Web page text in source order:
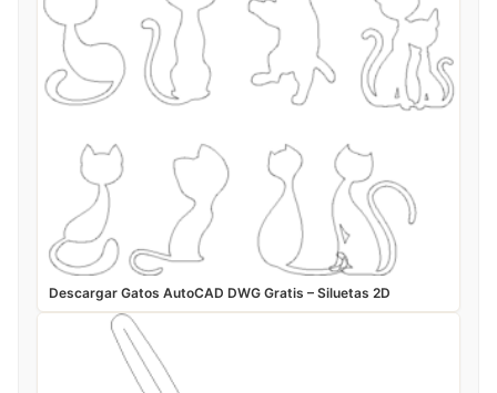
Descargar Gatos AutoCAD DWG Gratis – Siluetas 2D